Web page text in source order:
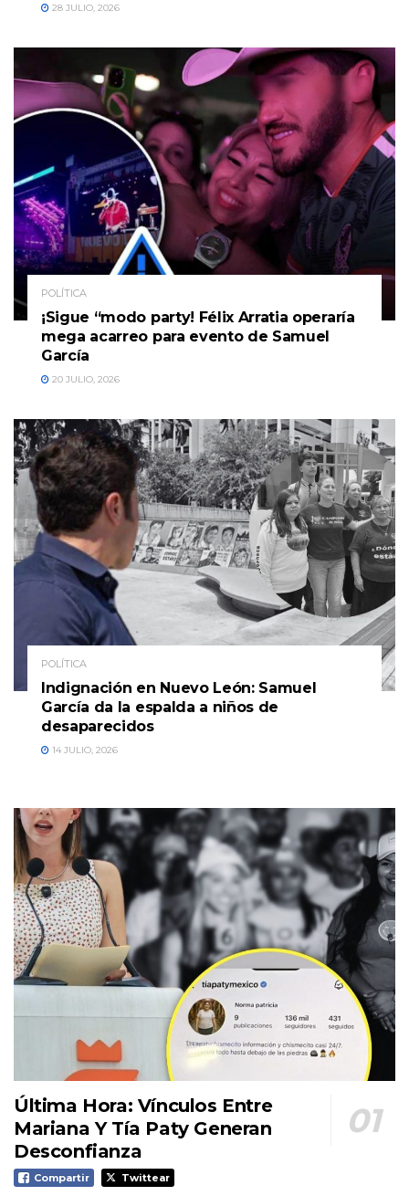
28 JULIO, 2026
POLÍTICA
¡Sigue “modo party! Félix Arratia operaría
mega acarreo para evento de Samuel
García
20 JULIO, 2026
POLÍTICA
Indignación en Nuevo León: Samuel
García da la espalda a niños de
desaparecidos
14 JULIO, 2026
Última Hora: Vínculos Entre
Mariana Y Tía Paty Generan
Desconfianza
Compartir Twittear